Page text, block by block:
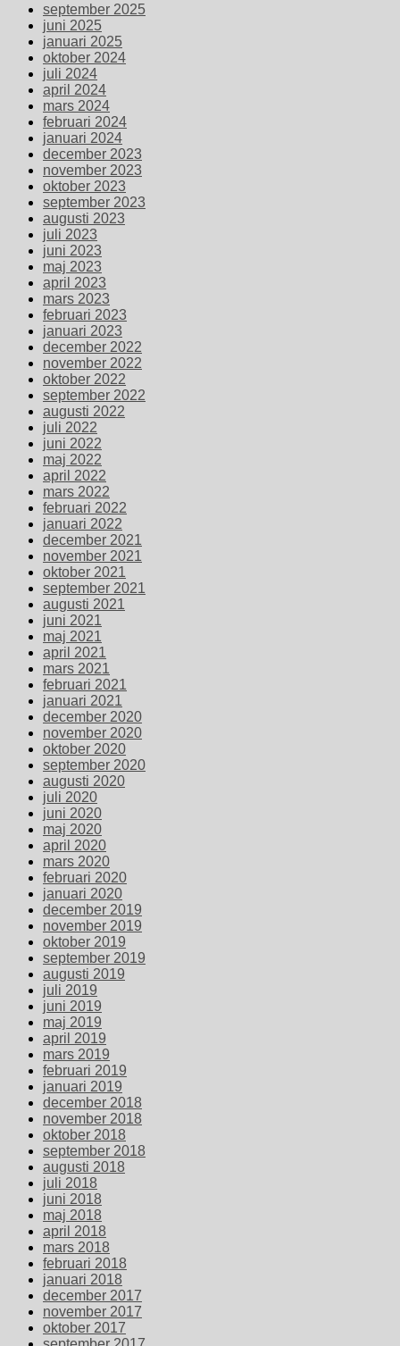
september 2025
juni 2025
januari 2025
oktober 2024
juli 2024
april 2024
mars 2024
februari 2024
januari 2024
december 2023
november 2023
oktober 2023
september 2023
augusti 2023
juli 2023
juni 2023
maj 2023
april 2023
mars 2023
februari 2023
januari 2023
december 2022
november 2022
oktober 2022
september 2022
augusti 2022
juli 2022
juni 2022
maj 2022
april 2022
mars 2022
februari 2022
januari 2022
december 2021
november 2021
oktober 2021
september 2021
augusti 2021
juni 2021
maj 2021
april 2021
mars 2021
februari 2021
januari 2021
december 2020
november 2020
oktober 2020
september 2020
augusti 2020
juli 2020
juni 2020
maj 2020
april 2020
mars 2020
februari 2020
januari 2020
december 2019
november 2019
oktober 2019
september 2019
augusti 2019
juli 2019
juni 2019
maj 2019
april 2019
mars 2019
februari 2019
januari 2019
december 2018
november 2018
oktober 2018
september 2018
augusti 2018
juli 2018
juni 2018
maj 2018
april 2018
mars 2018
februari 2018
januari 2018
december 2017
november 2017
oktober 2017